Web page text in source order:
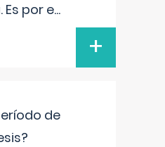
Es por e...
+
de